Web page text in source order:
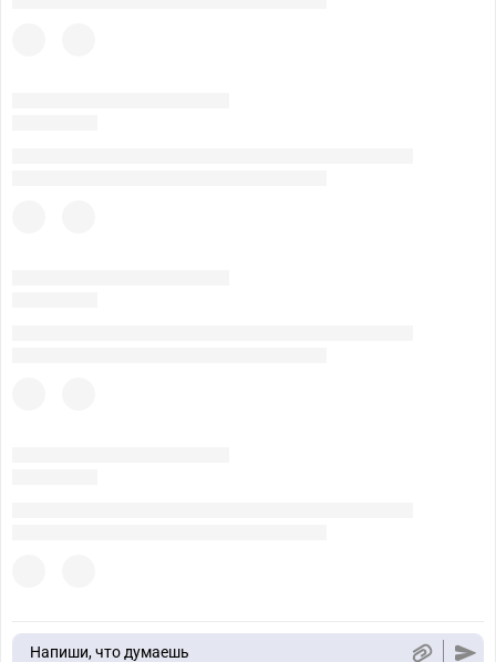
Напиши, что думаешь